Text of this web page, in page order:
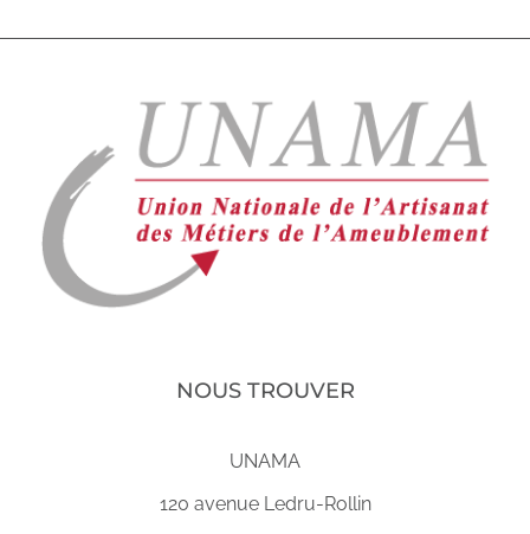
NOUS TROUVER
UNAMA
120 avenue Ledru-Rollin